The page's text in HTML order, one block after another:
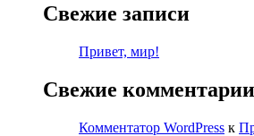
Свежие записи
Привет, мир!
Свежие комментарии
Комментатор WordPress к